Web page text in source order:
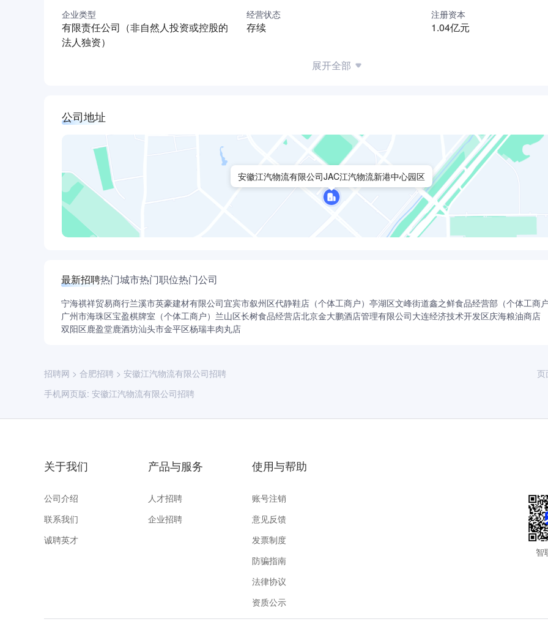
企业类型
有限责任公司（非自然人投资或控股的
法人独资）
经营状态
存续
注册资本
1.04亿元
展开全部
公司地址
安徽江汽物流有限公司JAC江汽物流新港中心园区
最新招聘热门城市热门职位热门公司
宁海祺祥贸易商行兰溪市英豪建材有限公司宜宾市叙州区代静鞋店（个体工商户） 亭湖区文峰街道鑫之鲜食品经营部（个体工商
广州市海珠区宝盈棋牌室（个体工商户） 兰山区长树食品经营店北京金大鹏酒店管理有限公司大连经济技术开发区庆海粮油商店
双阳区鹿盈堂鹿酒坊汕头市金平区杨瑞丰肉丸店
招聘网 > 合肥招聘 > 安徽江汽物流有限公司招聘
手机网页版: 安徽江汽物流有限公司招聘
页
关于我们
公司介绍
联系我们
诚聘英才
产品与服务
人才招聘
企业招聘
使用与帮助
账号注销
意见反馈
发票制度
防骗指南
法律协议
资质公示
智